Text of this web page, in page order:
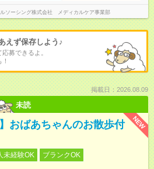
ルソーシング株式会社 メディカルケア事業部
えず保存しよう♪
募できるよ。
掲載日：2026.08.09
未読
NEW
おばあちゃんのお散歩付
未経験OK
ブランクOK